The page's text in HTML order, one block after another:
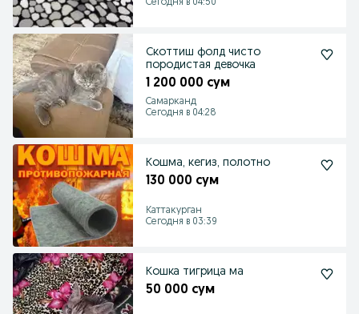
Сегодня в 04:50
Скоттиш фолд чисто
породистая девочка
1 200 000 сум
Самарканд
Сегодня в 04:28
Кошма, кегиз, полотно
130 000 сум
Каттакурган
Сегодня в 03:39
Кошка тигрица ма
50 000 сум